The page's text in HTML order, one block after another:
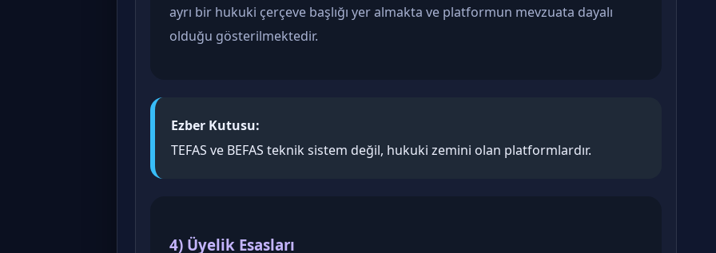
ayrı bir hukuki çerçeve başlığı yer almakta ve platformun mevzuata dayalı
olduğu gösterilmektedir.
Ezber Kutusu:
TEFAS ve BEFAS teknik sistem değil, hukuki zemini olan platformlardır.
4) Üyelik Esasları